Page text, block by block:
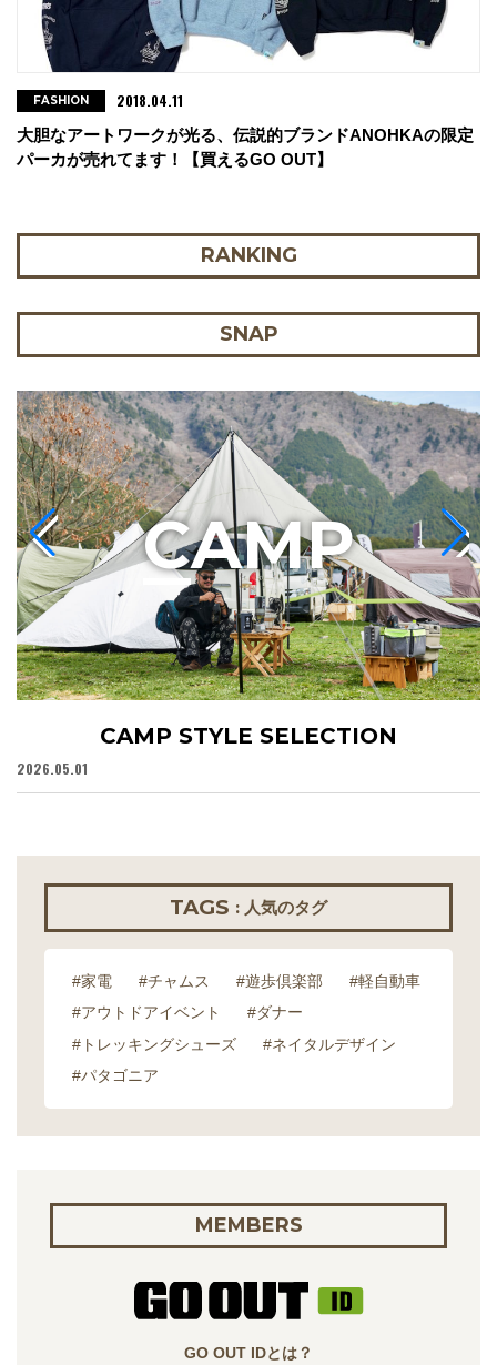
大胆なアートワークが光る、伝説的ブランドANOHKAの限定
パーカが売れてます！【買えるGO OUT】
FASHION 2018.04.11
RANKING
SNAP
CAMP STYLE SELECTION
2026.05.01
CAMP
TAGS : 人気のタグ
#家電 #チャムス #遊歩倶楽部
#軽自動車
#アウトドアイベント
#ダナー
#トレッキングシューズ
#ネイタルデザイン
#パタゴニア
MEMBERS
GO OUT IDとは？